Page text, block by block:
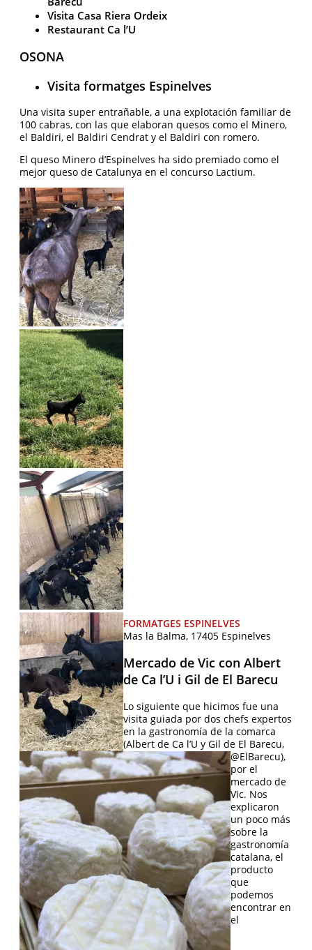
Visita Casa Riera Ordeix
Restaurant Ca l’U
OSONA
Visita formatges Espinelves
Una visita super entrañable, a una explotación familiar de
100 cabras, con las que elaboran quesos como el Minero,
el Baldiri, el Baldiri Cendrat y el Baldiri con romero.
El queso Minero d’Espinelves ha sido premiado como el
mejor queso de Catalunya en el concurso Lactium.
FORMATGES ESPINELVES
Mas la Balma, 17405 Espinelves
Mercado de Vic con Albert
de Ca l’U i Gil de El Barecu
Lo siguiente que hicimos fue una
visita guiada por dos chefs expertos
en la gastronomía de la comarca
(Albert de Ca l’U y Gil de El Barecu,
@ElBarecu),
por el
mercado de
Vic. Nos
explicaron
un poco más
sobre la
gastronomía
catalana, el
producto
que
podemos
encontrar en
el